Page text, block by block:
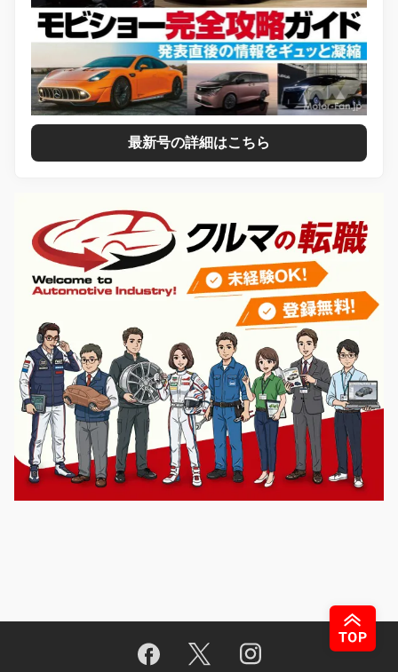
最新号の詳細はこちら